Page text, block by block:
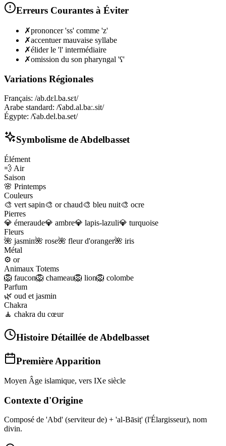
Erreurs Courantes à Éviter
✗prononcer 'ss' comme 'z'
✗accentuer mauvaise syllabe
✗élider le 'l' intermédiaire
✗omission du son pharyngal 'ʕ'
Variations Régionales
Français: /ab.dɛl.ba.sɛt/
Arabe standard: /ʕabd.al.baː.sit/
Égypte: /ʕab.del.ba.set/
Symbolisme de Abdelbasset
Élément
💨 Air
Saison
🌸 Printemps
Couleurs
🎨 vert sapin🎨 or chaud🎨 bleu nuit🎨 ocre
Pierres
💎 émeraude💎 ambre💎 lapis-lazuli💎 turquoise
Fleurs
🌺 jasmin🌺 rose🌺 fleur d'oranger🌺 iris
Métal
⚙️ or
Animaux Totems
🦁 faucon🦁 chameau🦁 lion🦁 colombe
Parfum
🌿 oud et jasmin
Chakra
🧘 chakra du cœur
Histoire Détaillée de Abdelbasset
Première Apparition
Moyen Âge islamique, vers IXe siècle
Contexte d'Origine
Composé de 'Abd' (serviteur de) + 'al-Bāsiṭ' (l'Élargisseur), nom
divin.